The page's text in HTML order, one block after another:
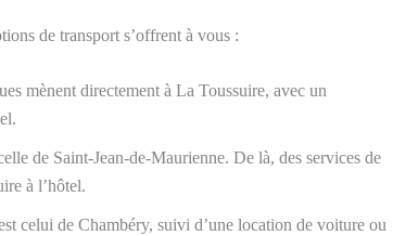
de transport s’offrent à vous :
mènent directement à La Toussuire, avec un
de Saint-Jean-de-Maurienne. De là, des services de
à l’hôtel.
celui de Chambéry, suivi d’une location de voiture ou